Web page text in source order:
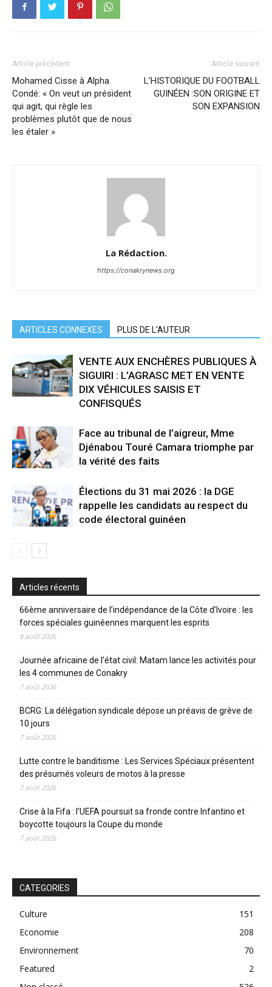
Article précédent
Mohamed Cisse à Alpha
Condé: « On veut un président
qui agit, qui règle les
problèmes plutôt que de nous
les étaler »
Article suivant
L’HISTORIQUE DU FOOTBALL
GUINÉEN :SON ORIGINE ET
SON EXPANSION
La Rédaction.
https://conakrynews.org
ARTICLES CONNEXES PLUS DE L'AUTEUR
VENTE AUX ENCHÈRES PUBLIQUES À
SIGUIRI : L’AGRASC MET EN VENTE
DIX VÉHICULES SAISIS ET
CONFISQUÉS
Face au tribunal de l’aigreur, Mme
Djénabou Touré Camara triomphe par
la vérité des faits
Élections du 31 mai 2026 : la DGE
rappelle les candidats au respect du
code électoral guinéen
Articles récents
66ème anniversaire de l’indépendance de la Côte d’Ivoire : les
forces spéciales guinéennes marquent les esprits
8 août 2026
Journée africaine de l’état civil: Matam lance les activités pour
les 4 communes de Conakry
7 août 2026
BCRG: La délégation syndicale dépose un préavis de grève de
10 jours
7 août 2026
Lutte contre le banditisme : Les Services Spéciaux présentent
des présumés voleurs de motos à la presse
7 août 2026
Crise à la Fifa : l’UEFA poursuit sa fronde contre Infantino et
boycotte toujours la Coupe du monde
7 août 2026
CATEGORIES
Culture
151
Economie
208
Environnement
70
Featured
2